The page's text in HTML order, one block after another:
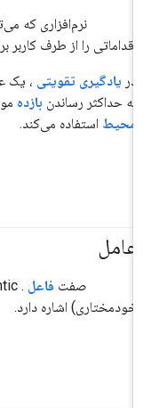
نرم‌افزاری که
اقداماتی را از طرف کاربر
در یادگیری تقویتی ، یک
به حداکثر رساندن بازده
محیط استفاده می‌کند.
عامل
صفت فاعل
خودمختاری) اشاره دارد.